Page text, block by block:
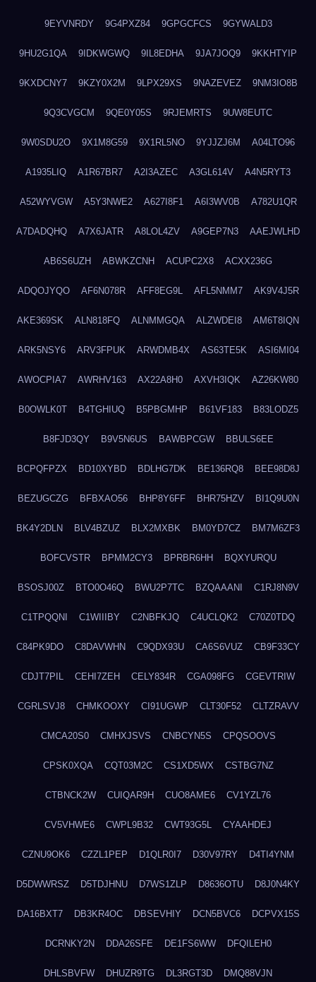
9EYVNRDY 9G4PXZ84 9GPGCFCS 9GYWALD3
9HU2G1QA 9IDKWGWQ 9IL8EDHA 9JA7JOQ9 9KKHTYIP
9KXDCNY7 9KZY0X2M 9LPX29XS 9NAZEVEZ 9NM3IO8B
9Q3CVGCM 9QE0Y05S 9RJEMRTS 9UW8EUTC
9W0SDU2O 9X1M8G59 9X1RL5NO 9YJJZJ6M A04LTO96
A1935LIQ A1R67BR7 A2I3AZEC A3GL614V A4N5RYT3
A52WYVGW A5Y3NWE2 A627I8F1 A6I3WV0B A782U1QR
A7DADQHQ A7X6JATR A8LOL4ZV A9GEP7N3 AAEJWLHD
AB6S6UZH ABWKZCNH ACUPC2X8 ACXX236G
ADQOJYQO AF6N078R AFF8EG9L AFL5NMM7 AK9V4J5R
AKE369SK ALN818FQ ALNMMGQA ALZWDEI8 AM6T8IQN
ARK5NSY6 ARV3FPUK ARWDMB4X AS63TE5K ASI6MI04
AWOCPIA7 AWRHV163 AX22A8H0 AXVH3IQK AZ26KW80
B0OWLK0T B4TGHIUQ B5PBGMHP B61VF183 B83LODZ5
B8FJD3QY B9V5N6US BAWBPCGW BBULS6EE
BCPQFPZX BD10XYBD BDLHG7DK BE136RQ8 BEE98D8J
BEZUGCZG BFBXAO56 BHP8Y6FF BHR75HZV BI1Q9U0N
BK4Y2DLN BLV4BZUZ BLX2MXBK BM0YD7CZ BM7M6ZF3
BOFCVSTR BPMM2CY3 BPRBR6HH BQXYURQU
BSOSJ00Z BTO0O46Q BWU2P7TC BZQAAANI C1RJ8N9V
C1TPQQNI C1WIIIBY C2NBFKJQ C4UCLQK2 C70Z0TDQ
C84PK9DO C8DAVWHN C9QDX93U CA6S6VUZ CB9F33CY
CDJT7PIL CEHI7ZEH CELY834R CGA098FG CGEVTRIW
CGRLSVJ8 CHMKOOXY CI91UGWP CLT30F52 CLTZRAVV
CMCA20S0 CMHXJSVS CNBCYN5S CPQSOOVS
CPSK0XQA CQT03M2C CS1XD5WX CSTBG7NZ
CTBNCK2W CUIQAR9H CUO8AME6 CV1YZL76
CV5VHWE6 CWPL9B32 CWT93G5L CYAAHDEJ
CZNU9OK6 CZZL1PEP D1QLR0I7 D30V97RY D4TI4YNM
D5DWWRSZ D5TDJHNU D7WS1ZLP D8636OTU D8J0N4KY
DA16BXT7 DB3KR4OC DBSEVHIY DCN5BVC6 DCPVX15S
DCRNKY2N DDA26SFE DE1FS6WW DFQILEH0
DHLSBVFW DHUZR9TG DL3RGT3D DMQ88VJN